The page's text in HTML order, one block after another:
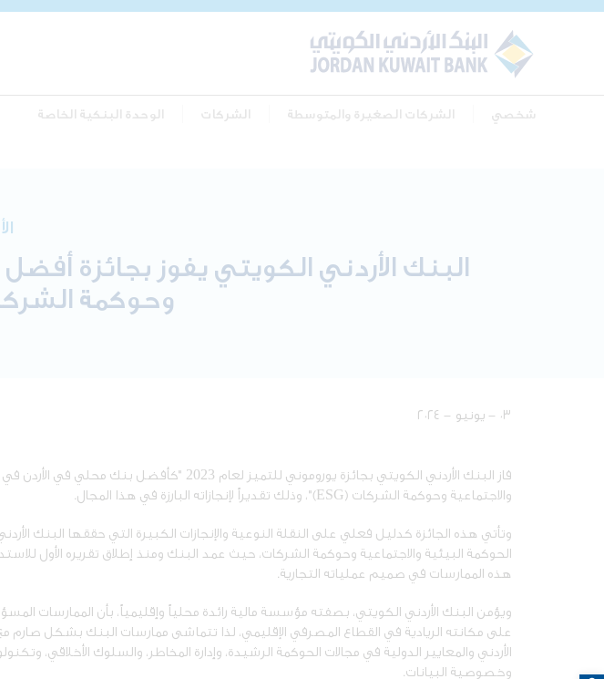
شخصي الشركات الصغيرة والمتوسطة الشركات الوحدة البنكية الخاصة
البنك الأردني الكويتي يفوز بجائزة
وحوكمة
٠٣ - يونيو - ٢٠٢٤
فاز البنك الأردني الكويتي بجائزة يوروموني للتميز لعام 2023
والاجتماعية وحوكمة الشركات (ESG)"، وذلك تقديراً لإنجازاته البارزة في هذا المجال.
وتأتي هذه الجائزة كدليل فعلي على النقلة النوعية والإنجازات الكبيرة التي حققها البنك
هذه الممارسات في صميم عملياته التجارية.
ويؤمن البنك الأردني الكويتي، بصفته مؤسسة مالية رائدة محلياً وإقليمياً، بأن الممارسات
على مكانته الريادية في القطاع المصرفي الإقليمي، لذا تتماشى ممارسات البنك بشكل صارم
الأردني والمعايير الدولية في مجالات الحوكمة الرشيدة، وإدارة المخاطر، والسلوك الأخلاقي،
وخصوصية البيانات.